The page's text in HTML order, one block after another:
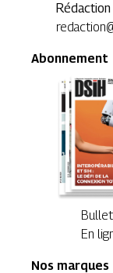
Rédaction
Abonnement
En
Nos marques